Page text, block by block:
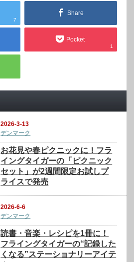
7
Share
Pocket
1
2026-3-13
デンマーク
お花見や春ピクニックに！フラ
イングタイガーの「ピクニック
セット」が2週間限定お試しプ
ライスで発売
2026-6-6
デンマーク
読書・音楽・レシピを1冊に！
フライングタイガーの“記録した
くなる”ステーショナリーアイテ